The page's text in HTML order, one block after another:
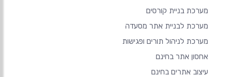
מערכת בניית קורסים
מערכת לבניית אתר מסעדה
מערכת לניהול תורים ופגישות
אחסון אתר בחינם
עיצוב אתרים בחינם